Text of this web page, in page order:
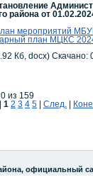
района от
мероприятий
план МЦКС
Кб, docx) Скачано:
из 159
1 2 3 4 5 След.
официальный